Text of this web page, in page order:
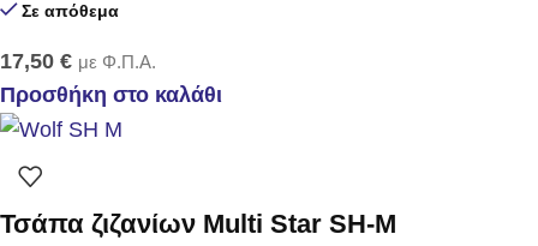
Σε απόθεμα
17,50 € με Φ.Π.Α.
Προσθήκη στο καλάθι
Τσάπα ζιζανίων Multi Star SH-M